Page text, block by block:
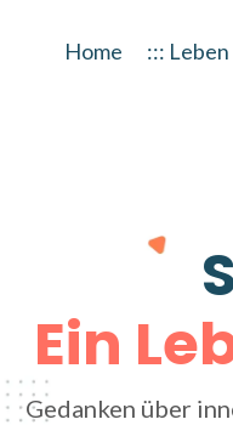
Home ::: Leben
Ein
Gedanken über